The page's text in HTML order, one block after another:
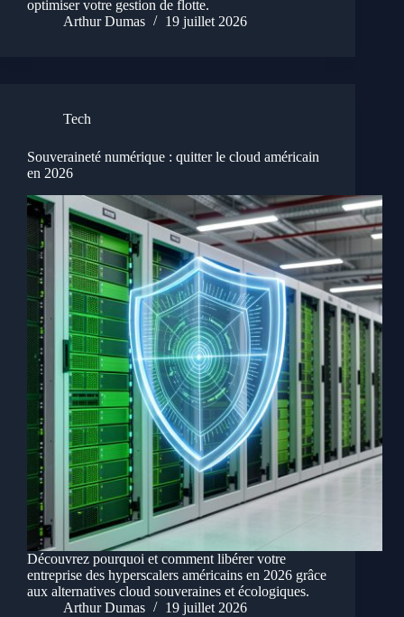
optimiser votre gestion de flotte.
Arthur Dumas
19 juillet 2026
Tech
Souveraineté numérique : quitter le cloud américain
en 2026
Découvrez pourquoi et comment libérer votre
entreprise des hyperscalers américains en 2026 grâce
aux alternatives cloud souveraines et écologiques.
Arthur Dumas
19 juillet 2026